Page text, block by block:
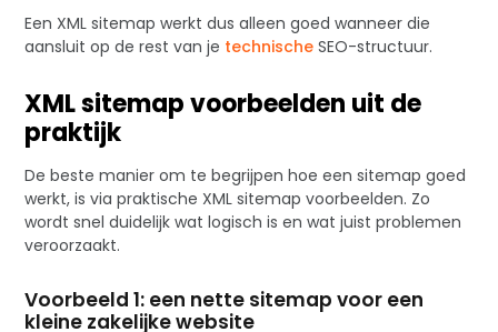
Een XML sitemap werkt dus alleen goed wanneer die
aansluit op de rest van je technische SEO-structuur.
XML sitemap voorbeelden uit de
praktijk
De beste manier om te begrijpen hoe een sitemap goed
werkt, is via praktische XML sitemap voorbeelden. Zo
wordt snel duidelijk wat logisch is en wat juist problemen
veroorzaakt.
Voorbeeld 1: een nette sitemap voor een
kleine zakelijke website